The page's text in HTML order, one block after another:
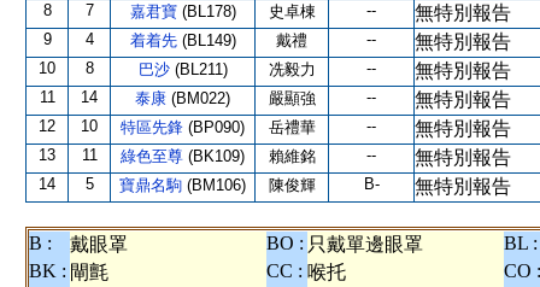
8 7 嘉君寶 (BL178) 史卓棟 -- 無特別報告
9 4 着着先 (BL149) 戴禮 -- 無特別報告
10 8 巴沙 (BL211) 冼毅力 -- 無特別報告
11 14 泰康 (BM022) 嚴顯強 -- 無特別報告
12 10 特區先鋒 (BP090) 岳禮華 -- 無特別報告
13 11 綠色至尊 (BK109) 賴維銘 -- 無特別報告
14 5 寶鼎名駒 (BM106) 陳俊輝 B- 無特別報告
B : 戴眼罩 BO : 只戴單邊眼罩
BL :
BK : 閘氈 CC : 喉托
CO :